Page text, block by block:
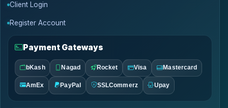
Client Login
Register Account
Payment Gateways
bKash Nagad Rocket Visa Mastercard
AmEx PayPal SSLCommerz Upay